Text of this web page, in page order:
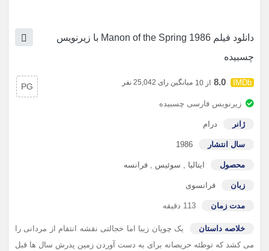
دانلود فیلم Manon of the Spring 1986 با زیرنویس
چسبیده
8.0 از 10 میانگین رای 25,042 نفر
زیرنویس فارسی چسبیده
ژانر درام
سال انتشار 1986
محصول ایتالیا , سوئیس , فرانسه
زبان فرانسوی
مدت زمان 113 دقیقه
خلاصه داستان
یک چوپان زیبا اما خجالتی نقشه انتقام از مردانی را
می کشد که توطئه حریصانه برای به دست آوردن زمین پدرش سال ها قبل
PG